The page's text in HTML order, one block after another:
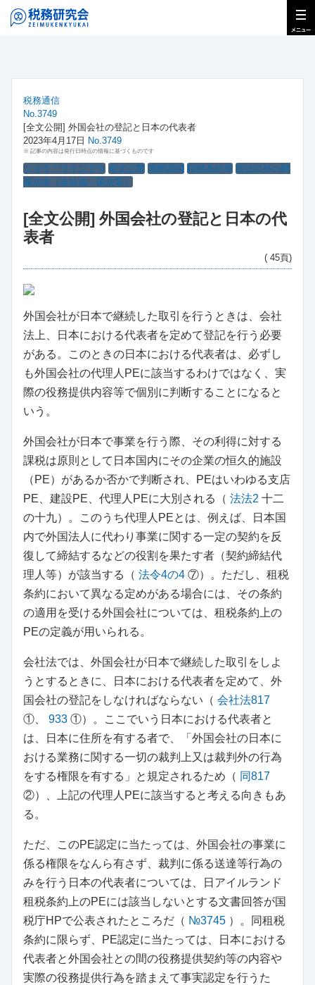
税務通信
No.3749
[全文公開] 外国会社の登記と日本の代表者
2023年4月17日 No.3749
※ 記事の内容は発行日時点の情報に基づくものです
ショウ・ウインドウ 全文公開 国際課税 租税条約等 税法以外の関
係法令（会社法・民法等）
[全文公開] 外国会社の登記と日本の代
表者
( 45頁)
外国会社が日本で継続した取引を行うときは、会社
法上、日本における代表者を定めて登記を行う必要
がある。このときの日本における代表者は、必ずし
も外国会社の代理人PEに該当するわけではなく、実
際の役務提供内容等で個別に判断することになると
いう。
外国会社が日本で事業を行う際、その利得に対する
課税は原則として日本国内にその企業の恒久的施設
（PE）があるか否かで判断され、PEはいわゆる支店
PE、建設PE、代理人PEに大別される（ 法法2 十二
の十九）。このうち代理人PEとは、例えば、日本国
内で外国法人に代わり事業に関する一定の契約を反
復して締結するなどの役割を果たす者（契約締結代
理人等）が該当する（ 法令4の4 ⑦）。ただし、租税
条約において異なる定めがある場合には、その条約
の適用を受ける外国会社については、租税条約上の
PEの定義が用いられる。
会社法では、外国会社が日本で継続した取引をしよ
うとするときに、日本における代表者を定めて、外
国会社の登記をしなければならない（ 会社法817
①、 933 ①）。ここでいう日本における代表者と
は、日本に住所を有する者で、「外国会社の日本に
おける業務に関する一切の裁判上又は裁判外の行為
をする権限を有する」と規定されるため（ 同817
②）、上記の代理人PEに該当すると考える向きもあ
る。
ただ、このPE認定に当たっては、外国会社の事業に
係る権限をなんら有さず、裁判に係る送達等行為の
みを行う日本の代表者については、日アイルランド
租税条約上のPEには該当しないとする文書回答が国
税庁HPで公表されたところだ（ №3745 ）。同租税
条約に限らず、PE認定に当たっては、日本における
代表者と外国会社との間の役務提供契約等の内容や
実際の役務提供行為を踏まえて事実認定を行うた